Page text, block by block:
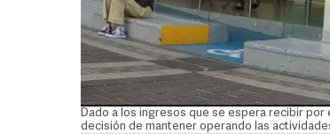
Dado a los ingresos que se espera recibir
decisión de mantener operando las